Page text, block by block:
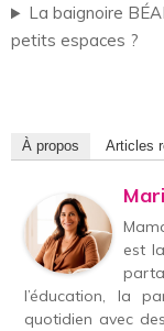
La baignoire
petits espaces ?
À propos Articles
est
l’éducation, la
quotidien avec